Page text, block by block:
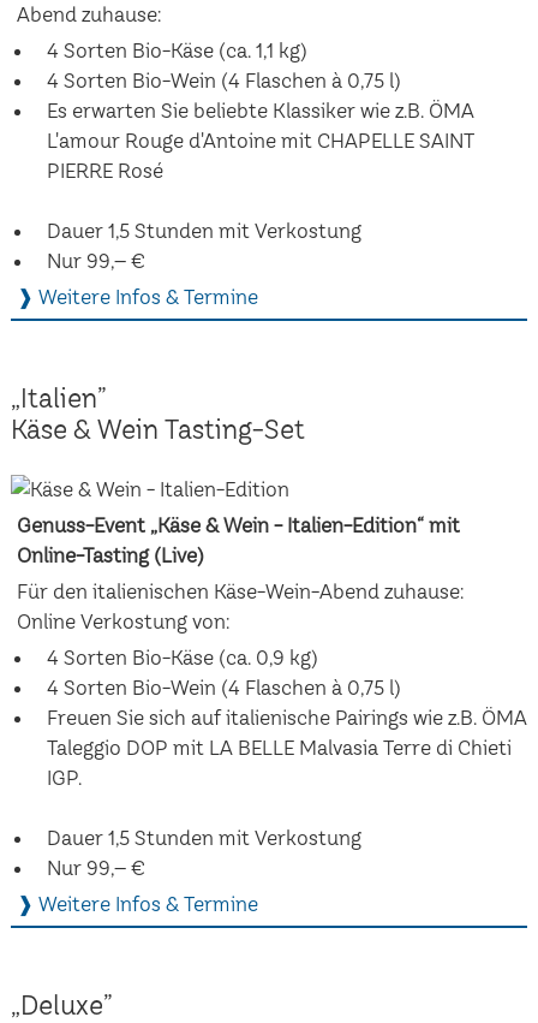
Abend zuhause:
4 Sorten Bio-Käse (ca. 1,1 kg)
4 Sorten Bio-Wein (4 Flaschen à 0,75 l)
Es erwarten Sie beliebte Klassiker wie z.B. ÖMA
L'amour Rouge d'Antoine mit CHAPELLE SAINT
PIERRE Rosé
Dauer 1,5 Stunden mit Verkostung
Nur 99,– €
❱ Weitere Infos & Termine
„Italien”
Käse & Wein Tasting-Set
Genuss-Event „Käse & Wein - Italien-Edition“ mit
Online-Tasting (Live)
Für den italienischen Käse-Wein-Abend zuhause:
Online Verkostung von:
4 Sorten Bio-Käse (ca. 0,9 kg)
4 Sorten Bio-Wein (4 Flaschen à 0,75 l)
Freuen Sie sich auf italienische Pairings wie z.B. ÖMA
Taleggio DOP mit LA BELLE Malvasia Terre di Chieti
IGP.
Dauer 1,5 Stunden mit Verkostung
Nur 99,– €
❱ Weitere Infos & Termine
„Deluxe”